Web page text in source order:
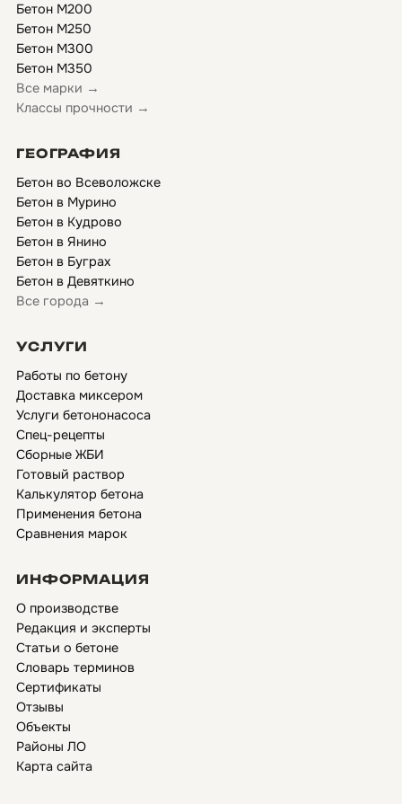
Бетон М200
Бетон М250
Бетон М300
Бетон М350
Все марки →
Классы прочности →
ГЕОГРАФИЯ
Бетон во Всеволожске
Бетон в Мурино
Бетон в Кудрово
Бетон в Янино
Бетон в Буграх
Бетон в Девяткино
Все города →
УСЛУГИ
Работы по бетону
Доставка миксером
Услуги бетононасоса
Спец-рецепты
Сборные ЖБИ
Готовый раствор
Калькулятор бетона
Применения бетона
Сравнения марок
ИНФОРМАЦИЯ
О производстве
Редакция и эксперты
Статьи о бетоне
Словарь терминов
Сертификаты
Отзывы
Объекты
Районы ЛО
Карта сайта